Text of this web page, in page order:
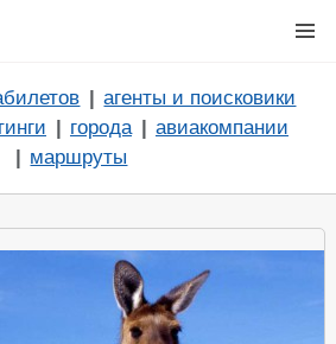
агенты и поисковики
города
авиакомпании
маршруты